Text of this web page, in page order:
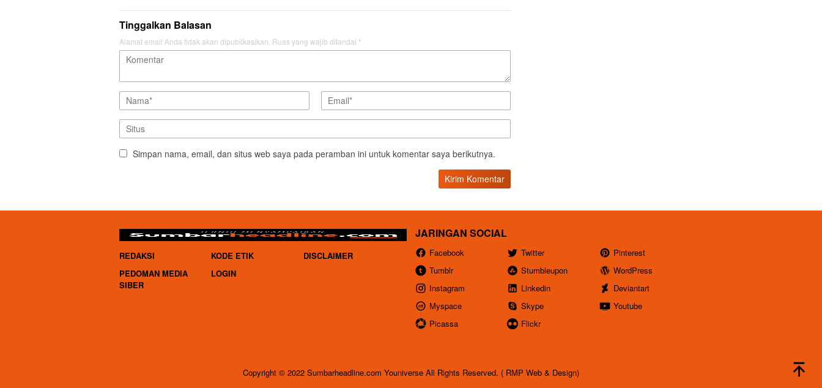
Tinggalkan Balasan
Alamat email Anda tidak akan dipublikasikan. Ruas yang wajib ditandai *
Simpan nama, email, dan situs web saya pada peramban ini untuk komentar saya berikutnya.
REDAKSI KODE ETIK
DISCLAIMER
PEDOMAN MEDIA
SIBER
LOGIN
JARINGAN SOCIAL
Facebook Twitter
Pinterest
Tumblr
Stumbleupon
WordPress
Instagram
Linkedin
Deviantart
Myspace
Skype
Youtube
Picassa
Flickr
Copyright © 2022 Sumbarheadline.com Youniverse All Rights Reserved. ( RMP Web & Design)